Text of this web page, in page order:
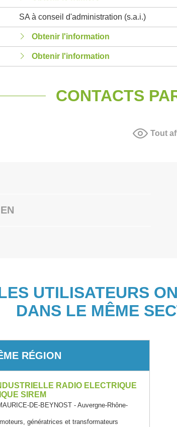
SA à conseil d'administration (s.a.i.)
Obtenir l'information
Obtenir l'information
CONTACTS
Tout
UTILISATEURS
DANS LE MÊME
RÉGION
RADIO ELECTRIQUE
SIREM
DE-BEYNOST - Auvergne-Rhône-
génératrices et transformateurs